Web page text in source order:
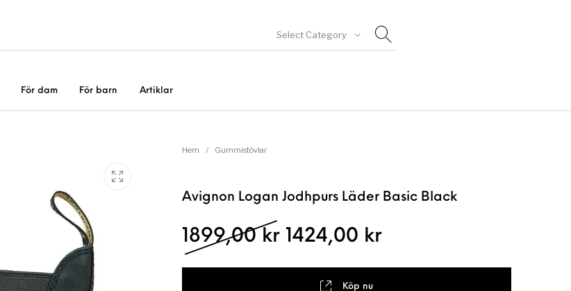
Select Category
För dam För barn Artiklar
Gummistövlar Okategoriserad
Hem / Gummistövlar
Avignon Logan Jodhpurs Läder Basic Black
1899,00 kr Det ursprungliga priset var:
1424,00 krDet nuvarande
Köp nu